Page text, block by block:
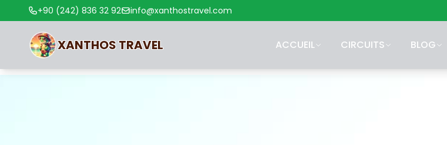
+90 (242) 836 32 92 info@xanthostravel.com
XANTHOSTRAVEL ACCUEIL CIRCUITS BLOG